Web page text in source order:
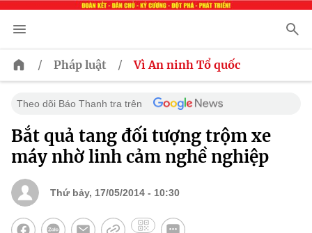
/ Pháp luật / Vì An ninh Tổ quốc
Theo dõi Báo Thanh tra trên
Bắt quả tang đối tượng trộm xe
máy nhờ linh cảm nghề nghiệp
Thứ bảy, 17/05/2014 - 10:30